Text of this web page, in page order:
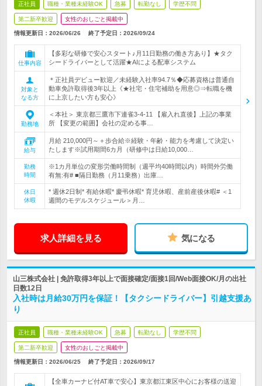
正社員 職種・業種未経験OK 急募 転勤なし 学歴不問
第二新卒歓迎 女性のおしごと掲載中
情報更新日：2026/06/26 終了予定日： 2026/09/24
仕事内容
【多彩な研修で安心スタート♪月11日勤務の働き方あり】★タク
シードライバーとして活躍★AIによる配車システム
対象と
なる方
＊正社員デビュー歓迎／未経験入社率94.7％◆応募資格は普通自
動車免許取得後3年以上《★社宅・住宅補助を用意◎⇒転職を機
に上京したい方も安心》
勤務地
＜本社＞ 東京都三鷹市下連雀3-4-11 【雇入れ直後】上記の事業
所 【変更の範囲】会社の定める事…
給与
月給 210,000円～＋歩合給※経験・年齢・能力を考慮して決定い
たします※試用期間6カ月（研修中は日給10,000…
勤務
時間
※1カ月単位の変形労働時間制（週平均40時間以内）時間外労働
有無:有# ■隔日勤務（月11乗務）出庫…
休日
休暇
* 週休2日制* 有給休暇* 慶弔休暇* 育児休暇、産前産後休暇# ＜1
週間のモデルスケジュール＞月…
求人詳細を見る 気になる
山三株式会社 | 免許取得3年以上で面接確定/面接1回/Web面接OK/月の出社
日数12日
入社時は月給30万円を保証！【タクシードライバー】引越支援あ
り
正社員 職種・業種未経験OK 急募 転勤なし 学歴不問
第二新卒歓迎 女性のおしごと掲載中
情報更新日：2026/06/25 終了予定日： 2026/09/17
【全車カーナビ付AT車で安心】東京都江東区中心にお客様の送迎